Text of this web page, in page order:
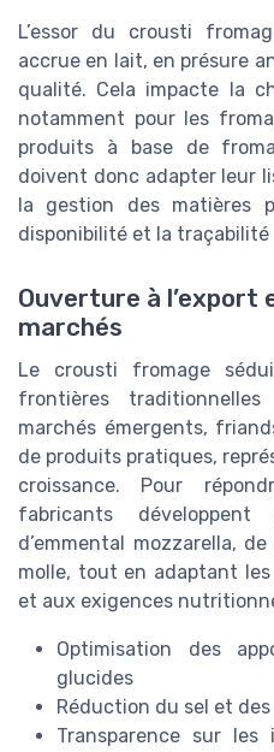
L’essor du crousti
accrue en lait, en présure
qualité. Cela impacte la
notamment pour les
produits à base de
doivent donc adapter leur
la gestion des matières
disponibilité et la traçabilité
Ouverture à
marchés
Le crousti fromage
frontières
marchés émergents,
de produits pratiques,
croissance. Pour
fabricants
d’emmental mozzarella,
molle, tout en adaptant
et aux exigences
Optimisation des
glucides
Réduction du sel et
Transparence sur